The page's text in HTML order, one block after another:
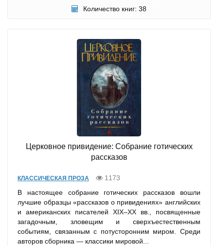
Количество книг: 38
Церковное привидение: Собрание готических
рассказов
КЛАССИЧЕСКАЯ ПРОЗА
1173
В настоящее собрание готических рассказов вошли
лучшие образцы «рассказов о привидениях» английских
и американских писателей XIX–XX вв., посвященные
загадочным, зловещим и сверхъестественным
событиям, связанным с потусторонним миром. Среди
авторов сборника — классики мировой...